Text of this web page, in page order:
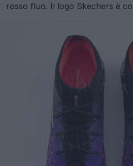
rosso fluo. Il logo Skechers è